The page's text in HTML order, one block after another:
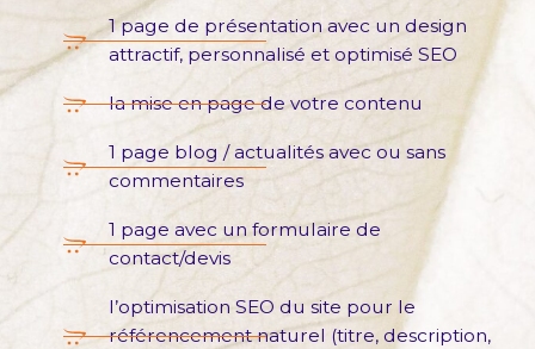
1 page de présentation avec un design
attractif, personnalisé et optimisé SEO
la mise en page de votre contenu
1 page blog / actualités avec ou sans
commentaires
1 page avec un formulaire de
contact/devis
l’optimisation SEO du site pour le
référencement naturel (titre, description,